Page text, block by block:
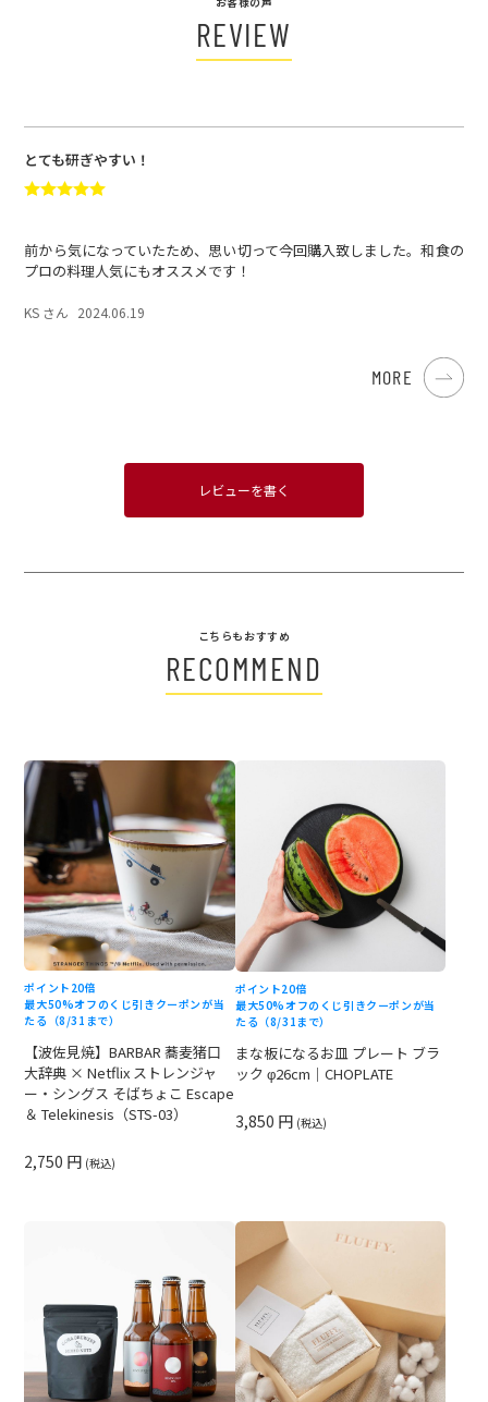
REVIEW
とても研ぎやすい！
前から気になっていたため、思い切って今回購入致しました。和食の
プロの料理人気にもオススメです！
KS さん 2024.06.19
MORE
レビューを書く
こちらもおすすめ
RECOMMEND
ポイント20倍
最大50%オフのくじ引きクーポンが当
たる（8/31まで）
【波佐見焼】BARBAR 蕎麦猪口
大辞典 × Netflix ストレンジャ
ー・シングス そばちょこ Escape
＆ Telekinesis（STS-03）
2,750 円 (税込)
ポイント20倍
最大50%オフのくじ引きクーポンが当
たる（8/31まで）
まな板になるお皿 プレート ブラ
ック φ26cm｜CHOPLATE
3,850 円 (税込)